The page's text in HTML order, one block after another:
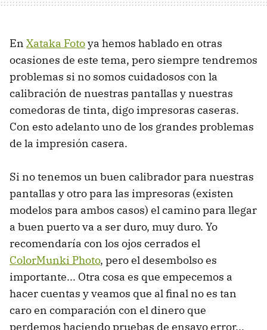
En Xataka Fotoya hemos hablado en otras
ocasiones de este tema, pero siempre tendremos
problemas si no somos cuidadosos con la
calibración de nuestras pantallas y nuestras
comedoras de tinta, digo impresoras caseras.
Con esto adelanto uno de los grandes problemas
de la impresión casera.
Si no tenemos un buen calibrador para nuestras
pantallas y otro para las impresoras (existen
modelos para ambos casos) el camino para llegar
a buen puerto va a ser duro, muy duro. Yo
recomendaría con los ojos cerrados el
ColorMunki Photo, pero el desembolso es
importante... Otra cosa es que empecemos a
hacer cuentas y veamos que al final no es tan
caro en comparación con el dinero que
perdemos haciendo pruebas de ensayo error...